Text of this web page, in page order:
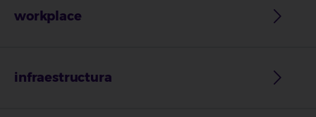
workplace
infraestructura